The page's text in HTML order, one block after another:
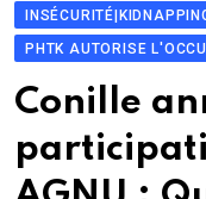
PHTK AUTORISE
Conille